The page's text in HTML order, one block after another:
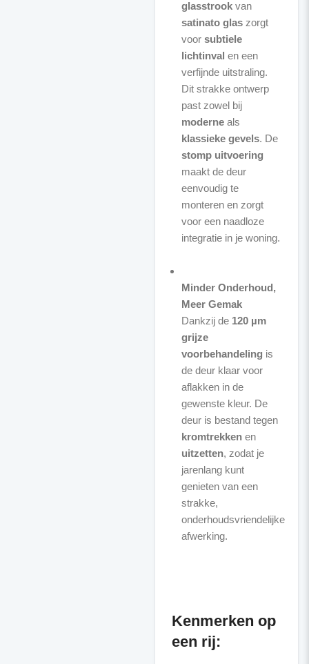
glasstrookvan
satinato glaszorgt
voor subtiele
lichtinval en een
verfijnde uitstraling.
Dit strakke ontwerp
past zowel bij
moderneals
klassieke gevels. De
stomp uitvoering
maakt de deur
eenvoudig te
monteren en zorgt
voor een naadloze
integratie in je woning.
Minder Onderhoud,
Meer Gemak
Dankzij de 120 µm
grijze
voorbehandeling is
de deur klaar voor
aflakken in de
gewenste kleur. De
deur is bestand tegen
kromtrekkenen
uitzetten, zodat je
jarenlang kunt
genieten van een
strakke,
onderhoudsvriendelijke
afwerking.
Kenmerken op
een rij: